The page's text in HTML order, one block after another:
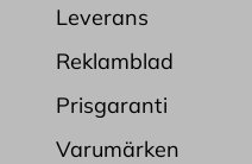
Leverans
Reklamblad
Prisgaranti
Varumärken